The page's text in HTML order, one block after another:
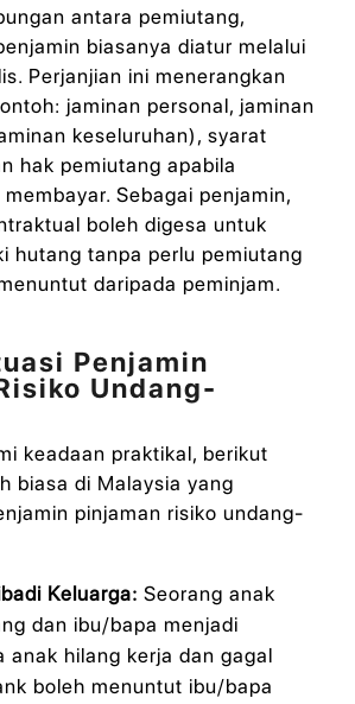
antara pemiutang,
biasanya diatur melalui
Perjanjian ini menerangkan
jaminan personal, jaminan
keseluruhan), syarat
hak pemiutang apabila
Sebagai penjamin,
boleh digesa untuk
hutang tanpa perlu pemiutang
daripada peminjam.
Penjamin
Undang-
keadaan praktikal, berikut
biasa di Malaysia yang
pinjaman risiko undang-
Keluarga: Seorang anak
dan ibu/bapa menjadi
anak hilang kerja dan gagal
boleh menuntut ibu/bapa